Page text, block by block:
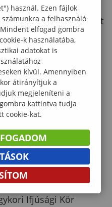
Hungáriával, voltak
a Pilisben, valamint
és
munkákba is
lehetőségek
valamint a nyílt
Egyetem hallgatói
diákszervezet.
7 egyetemi hallgató
Ifjúsági Kör
használ. Ezen fájlok
a felhasználó
elfogad gombra
k használatába,
adatokat is
kívül. Amennyiben
átirányítjuk a
megjeleníteni a
kattintva tudja
cookie-kat.